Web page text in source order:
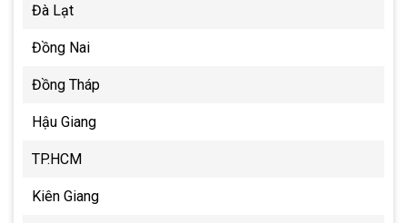
Đà Lạt
Đồng Nai
Đồng Tháp
Hậu Giang
TP.HCM
Kiên Giang